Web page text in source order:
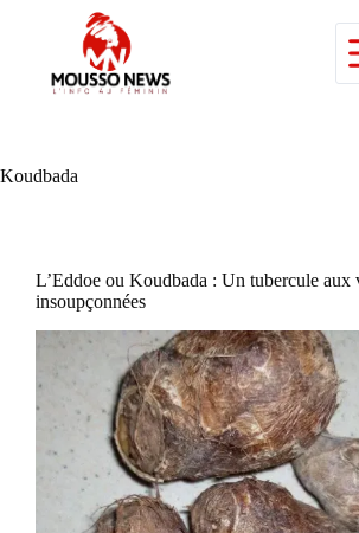
Koudbada
L’Eddoe ou Koudbada : Un tubercule aux
insoupçonnées